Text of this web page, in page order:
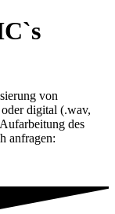
von
digital (.wav,
des
anfragen: